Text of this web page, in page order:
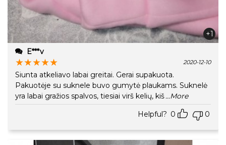
+1
E***v
★★★★★ 2020-12-10
Siunta atkeliavo labai greitai. Gerai supakuota.
Pakuotėje su suknele buvo gumytė plaukams. Suknelė
yra labai gražios spalvos, tiesiai virš kelių, kiš...More
Helpful? 0 0